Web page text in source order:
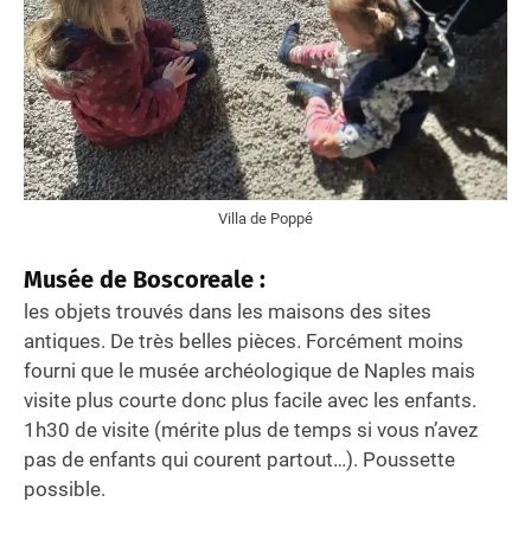
Villa de Poppé
Musée de Boscoreale :
les objets trouvés dans les maisons des sites
antiques. De très belles pièces. Forcément moins
fourni que le musée archéologique de Naples mais
visite plus courte donc plus facile avec les enfants.
1h30 de visite (mérite plus de temps si vous n’avez
pas de enfants qui courent partout…). Poussette
possible.